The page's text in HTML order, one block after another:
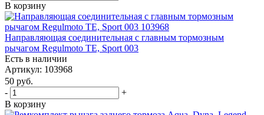
В корзину
Направляющая соединительная с главным тормозным
рычагом Regulmoto TE, Sport 003
Есть в наличии
Артикул: 103968
50 руб.
-
+
В корзину